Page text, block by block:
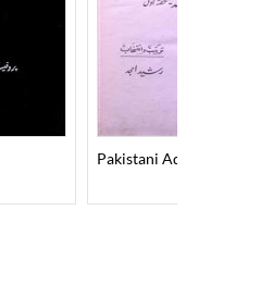
Pakistani Adab (Drama)